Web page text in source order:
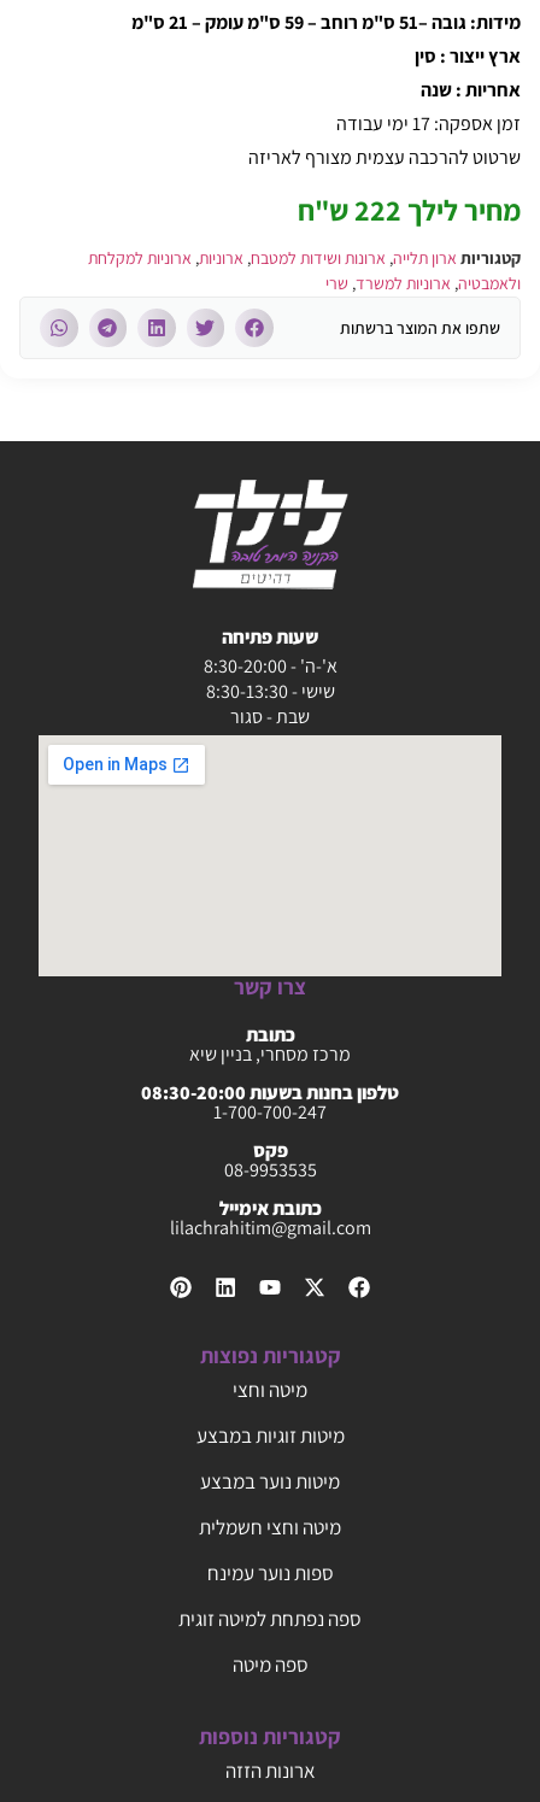
מידות: גובה –51 ס"מ רוחב – 59 ס"מ עומק – 21 ס"מ
ארץ ייצור : סין
אחריות : שנה
זמן אספקה: 17 ימי עבודה
שרטוט להרכבה עצמית מצורף לאריזה
מחיר לילך 222 ש"ח
קטגוריות ארון תלייה, ארונות ושידות למטבח, ארוניות, ארוניות למקלחת
ולאמבטיה, ארוניות למשרד, שרי
שתפו את המוצר ברשתות
שעות פתיחה
א'-ה' - 8:30-20:00
שישי - 8:30-13:30
שבת - סגור
צרו קשר
כתובת
מרכז מסחרי, בניין שיא
טלפון בחנות בשעות 08:30-20:00
1-700-700-247
פקס
08-9953535
כתובת אימייל
lilachrahitim@gmail.com
קטגוריות נפוצות
מיטה וחצי
מיטות זוגיות במבצע
מיטות נוער במבצע
מיטה וחצי חשמלית
ספות נוער עמינח
ספה נפתחת למיטה זוגית
ספה מיטה
קטגוריות נוספות
ארונות הזזה